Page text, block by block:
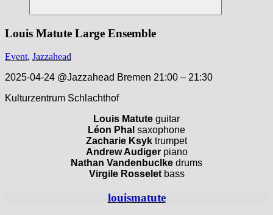
Suchen
Louis Matute Large Ensemble
Event, Jazzahead
2025-04-24 @Jazzahead Bremen 21:00 – 21:30
​Kulturzentrum Schlachthof
Louis Matute guitar
Léon Phal saxophone
Zacharie Ksyk trumpet
Andrew Audigerpiano
Nathan Vandenbuclke drums
Virgile Rosseletbass
louismatute